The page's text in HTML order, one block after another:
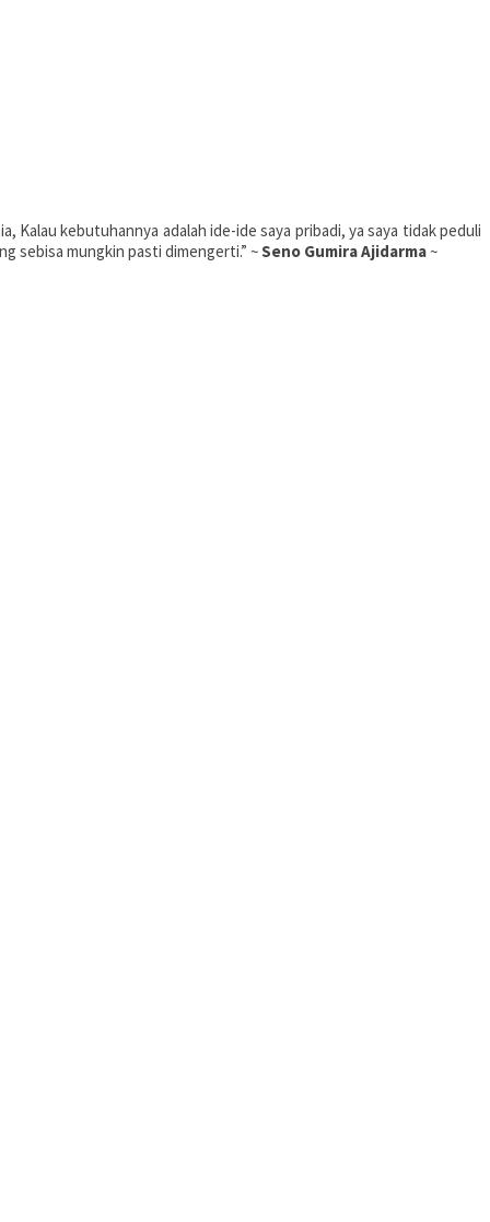
Kalau kebutuhannya adalah ide-ide saya pribadi, ya saya tidak peduli
sebisa mungkin pasti dimengerti.” ~Seno Gumira Ajidarma~